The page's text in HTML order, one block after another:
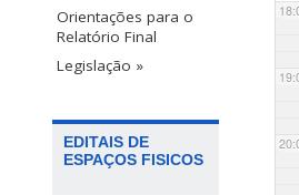
Orientações para o
Relatório Final
Legislação »
EDITAIS DE
ESPAÇOS FISICOS